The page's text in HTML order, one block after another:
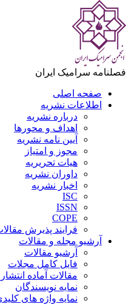
سرامیک ایران
صفحه اصلی
اطلاعات نشریه
درباره نشریه
اهداف و محورها
آیین نامه نشریه
مجوز و امتیاز
هیات تحریریه
داوران نشریه
اخبار نشریه
ISC
ISSN
COPE
فرایند پذیرش مقالات
آرشیو مجله و مقالات
آرشیو مقالات
فایل کامل مجلات
مقالات آماده انتشار
نمایه نویسندگان
نمایه واژه های کلیدی